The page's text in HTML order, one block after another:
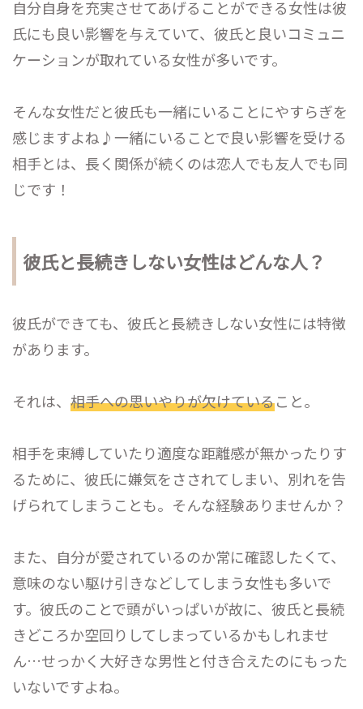
自分自身を充実させてあげることができる女性は彼
氏にも良い影響を与えていて、彼氏と良いコミュニ
ケーションが取れている女性が多いです。
そんな女性だと彼氏も一緒にいることにやすらぎを
感じますよね♪一緒にいることで良い影響を受ける
相手とは、長く関係が続くのは恋人でも友人でも同
じです！
彼氏と長続きしない女性はどんな人？
彼氏ができても、彼氏と長続きしない女性には特徴
があります。
それは、 相手への思いやりが欠けていること。
相手を束縛していたり適度な距離感が無かったりす
るために、彼氏に嫌気をさされてしまい、別れを告
げられてしまうことも。そんな経験ありませんか？
また、自分が愛されているのか常に確認したくて、
意味のない駆け引きなどしてしまう女性も多いで
す。彼氏のことで頭がいっぱいが故に、彼氏と長続
きどころか空回りしてしまっているかもしれませ
ん…せっかく大好きな男性と付き合えたのにもった
いないですよね。